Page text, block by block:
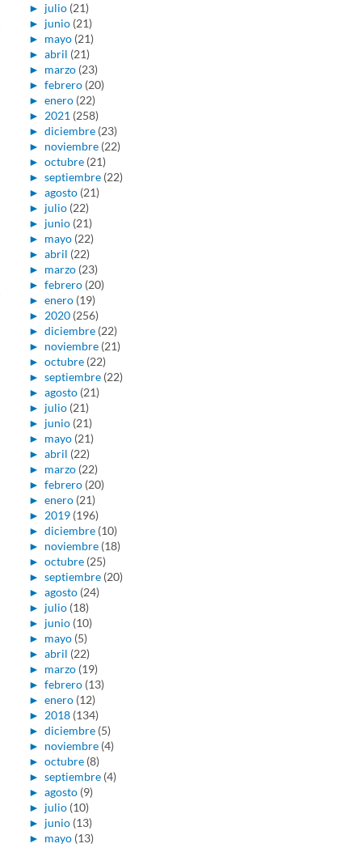
► julio (21)
► junio (21)
► mayo (21)
► abril (21)
► marzo (23)
► febrero (20)
► enero (22)
► 2021 (258)
► diciembre (23)
► noviembre (22)
► octubre (21)
► septiembre (22)
► agosto (21)
► julio (22)
► junio (21)
► mayo (22)
► abril (22)
► marzo (23)
► febrero (20)
► enero (19)
► 2020 (256)
► diciembre (22)
► noviembre (21)
► octubre (22)
► septiembre (22)
► agosto (21)
► julio (21)
► junio (21)
► mayo (21)
► abril (22)
► marzo (22)
► febrero (20)
► enero (21)
► 2019 (196)
► diciembre (10)
► noviembre (18)
► octubre (25)
► septiembre (20)
► agosto (24)
► julio (18)
► junio (10)
► mayo (5)
► abril (22)
► marzo (19)
► febrero (13)
► enero (12)
► 2018 (134)
► diciembre (5)
► noviembre (4)
► octubre (8)
► septiembre (4)
► agosto (9)
► julio (10)
► junio (13)
► mayo (13)